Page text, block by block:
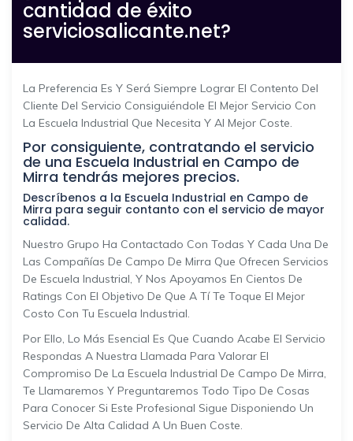
cantidad de éxito
serviciosalicante.net?
La Preferencia Es Y Será Siempre Lograr El Contento Del
Cliente Del Servicio Consiguiéndole El Mejor Servicio Con
La Escuela Industrial Que Necesita Y Al Mejor Coste.
Por consiguiente, contratando el servicio
de una Escuela Industrial en Campo de
Mirra tendrás mejores precios.
Descríbenos a la Escuela Industrial en Campo de
Mirra para seguir contanto con el servicio de mayor
calidad.
Nuestro Grupo Ha Contactado Con Todas Y Cada Una De
Las Compañías De Campo De Mirra Que Ofrecen Servicios
De Escuela Industrial, Y Nos Apoyamos En Cientos De
Ratings Con El Objetivo De Que A Tí Te Toque El Mejor
Costo Con Tu Escuela Industrial.
Por Ello, Lo Más Esencial Es Que Cuando Acabe El Servicio
Respondas A Nuestra Llamada Para Valorar El
Compromiso De La Escuela Industrial De Campo De Mirra,
Te Llamaremos Y Preguntaremos Todo Tipo De Cosas
Para Conocer Si Este Profesional Sigue Disponiendo Un
Servicio De Alta Calidad A Un Buen Coste.